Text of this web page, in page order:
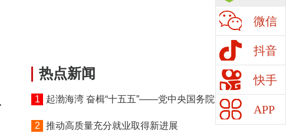
微信
抖音
快手
APP
热点新闻
1
起渤海湾 奋楫“十五五”——党中央国务院邀请优秀
2
推动高质量充分就业取得新进展